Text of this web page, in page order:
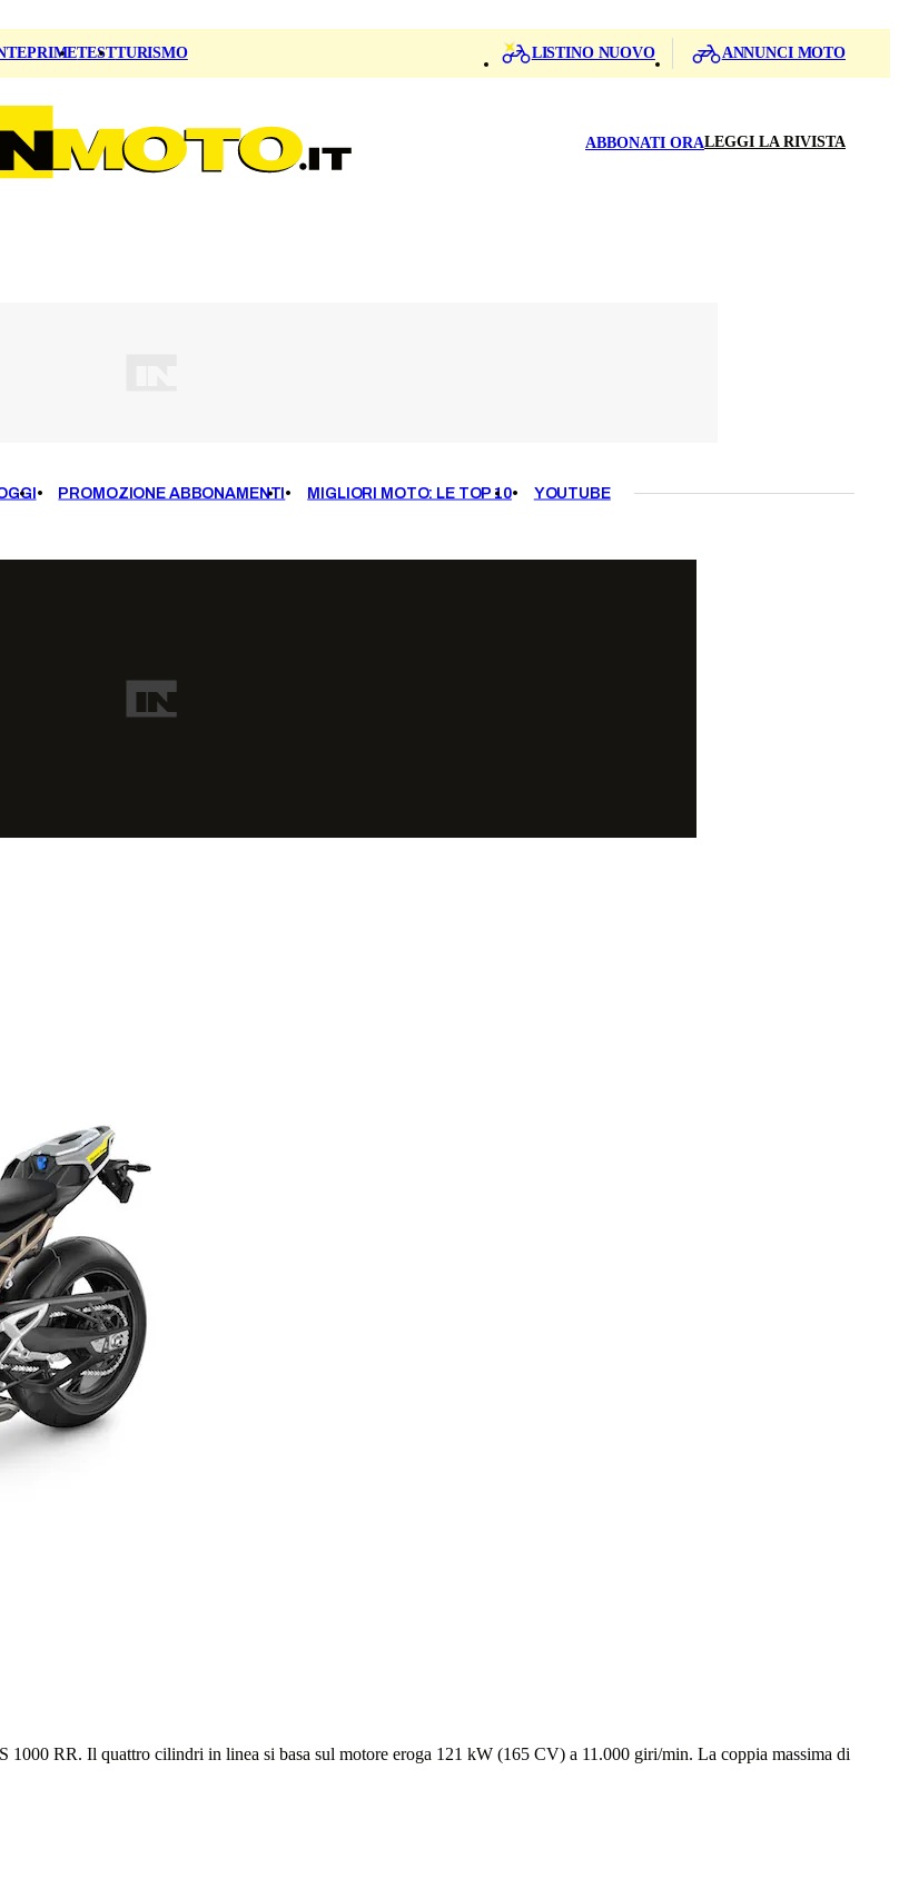
TESTTURISMO LISTINO NUOVO ANNUNCI MOTO
ABBONATI ORALEGGI LA RIVISTA
PROMOZIONE ABBONAMENTI MIGLIORI MOTO: LE TOP 10 YOUTUBE
1000 RR. Il quattro cilindri in linea si basa sul motore eroga 121 kW (165 CV) a 11.000 giri/min. La coppia massima di